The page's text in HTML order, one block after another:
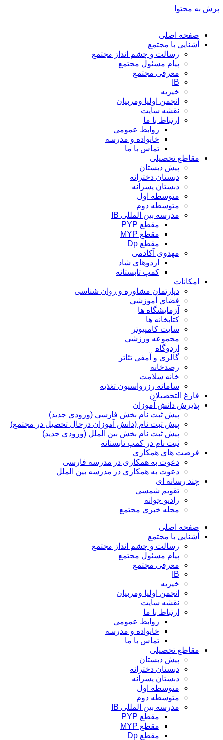
پرش به محتوا
صفحه اصلی
آشنایی با مجتمع
رسالت و چشم انداز مجتمع
پیام مسئول مجتمع
معرفی مجتمع
IB
خیریه
انجمن اولیا ومربیان
نقشه سایت
ارتباط با ما
روابط عمومی
خانواده و مدرسه
تماس با ما
مقاطع تحصیلی
پیش دبستان
دبستان دخترانه
دبستان پسرانه
متوسطه اول
متوسطه دوم
مدرسه بین المللی IB
مقطع PYP
مقطع MYP
مقطع Dp
مهدوی آکادمی
اردوهای شاد
کمپ تابستانه
امکانات
دپارتمان مشاوره و روان شناسی
فضای آموزشی
آزمایشگاه ها
کتابخانه ها
سایت کامپیوتر
مجموعه ورزشی
اردوگاه
گالری و آمفی تئاتر
رصدخانه
خانه سلامت
سامانه رزرواسیون تغذیه
فارغ التحصیلان
پذیرش دانش آموزان
پیش ثبت نام بخش فارسی (ورودی جدید)
پیش ثبت نام (دانش آموزان درحال تحصیل در مجتمع)
پیش ثبت نام بخش بین الملل (ورودی جدید)
ثبت نام در کمپ تابستانه
فرصت های همکاری
دعوت به همکاری در مدرسه فارسی
دعوت به همکاری در مدرسه بین الملل
چند رسانه ای
تقویم شمسی
رادیو جوانه
مجله خبری مجتمع
صفحه اصلی
آشنایی با مجتمع
رسالت و چشم انداز مجتمع
پیام مسئول مجتمع
معرفی مجتمع
IB
خیریه
انجمن اولیا ومربیان
نقشه سایت
ارتباط با ما
روابط عمومی
خانواده و مدرسه
تماس با ما
مقاطع تحصیلی
پیش دبستان
دبستان دخترانه
دبستان پسرانه
متوسطه اول
متوسطه دوم
مدرسه بین المللی IB
مقطع PYP
مقطع MYP
مقطع Dp